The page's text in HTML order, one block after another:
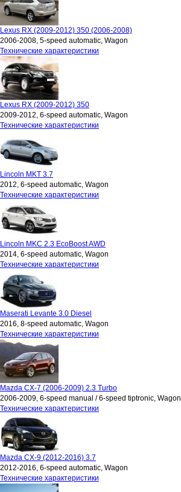
Lexus RX (2009-2012) 350 (2006-2008)
2006-2008, 5-speed automatic, Wagon
Технические характеристики
Lexus RX (2009-2012) 350
2009-2012, 6-speed automatic, Wagon
Технические характеристики
Lincoln MKT 3.7
2012, 6-speed automatic, Wagon
Технические характеристики
Lincoln MKC 2.3 EcoBoost AWD
2014, 6-speed automatic, Wagon
Технические характеристики
Maserati Levante 3.0 Diesel
2016, 8-speed automatic, Wagon
Технические характеристики
Mazda CX-7 (2006-2009) 2.3 Turbo
2006-2009, 6-speed manual / 6-speed tiptronic, Wagon
Технические характеристики
Mazda CX-9 (2012-2016) 3.7
2012-2016, 6-speed automatic, Wagon
Технические характеристики